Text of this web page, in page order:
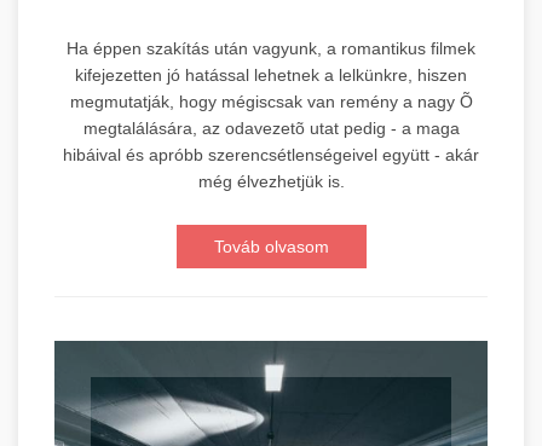
Ha éppen szakítás után vagyunk, a romantikus filmek
kifejezetten jó hatással lehetnek a lelkünkre, hiszen
megmutatják, hogy mégiscsak van remény a nagy Õ
megtalálására, az odavezetõ utat pedig - a maga
hibáival és apróbb szerencsétlenségeivel együtt - akár
még élvezhetjük is.
Továb olvasom